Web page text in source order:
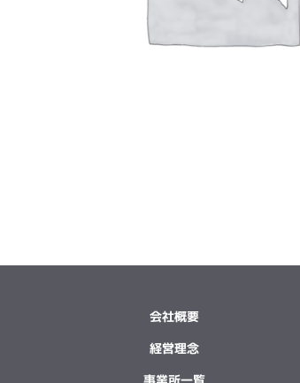
会社概要
経営理念
事業所一覧